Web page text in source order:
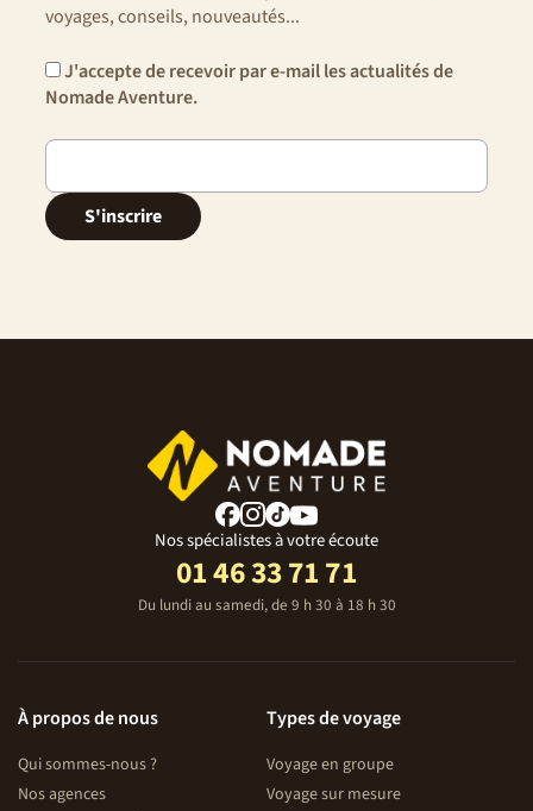
l’application MyNomade pour suivre votre itinéraire hors
bien entretenues, les pistes secondaires parfois plus
sportives mais toujours accessibles avec prudence.
voyages, conseils, nouveautés...
J'accepte de recevoir par e-mail les actualités de
Nomade Aventure.
S'inscrire
Nos spécialistes à votre écoute
01 46 33 71 71
Du lundi au samedi, de 9 h 30 à 18 h 30
À propos de nous
Qui sommes-nous ?
Nos agences
Types de voyage
Voyage en groupe
Voyage sur mesure